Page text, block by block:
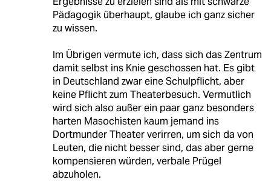
Pädagogik überhaupt, glaube ich ganz sicher
zu wissen.
Im Übrigen vermute ich, dass sich das Zentrum
damit selbst ins Knie geschossen hat. Es gibt
in Deutschland zwar eine Schulpflicht, aber
keine Pflicht zum Theaterbesuch. Vermutlich
wird sich also außer ein paar ganz besonders
harten Masochisten kaum jemand ins
Dortmunder Theater verirren, um sich da von
Leuten, die nicht besser sind, das aber gerne
kompensieren würden, verbale Prügel
abzuholen.